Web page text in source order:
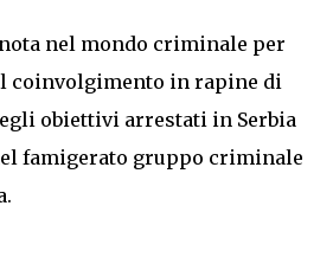
nota nel mondo criminale per
coinvolgimento in rapine di
obiettivi arrestati in Serbia
famigerato gruppo criminale